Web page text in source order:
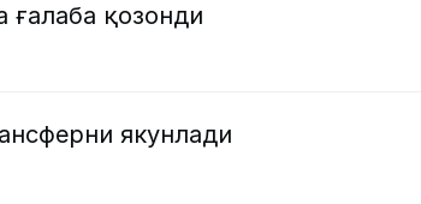
ғалаба қозонди
якунлади